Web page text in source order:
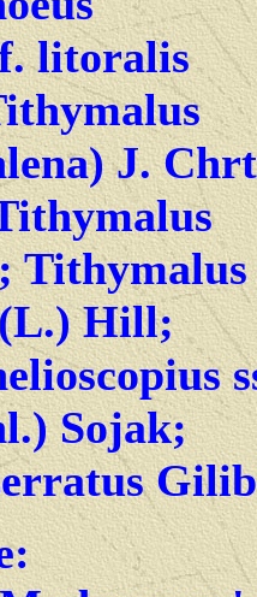
litoralis
J.
Tithymalus
(L.) Hill;
Sojak;